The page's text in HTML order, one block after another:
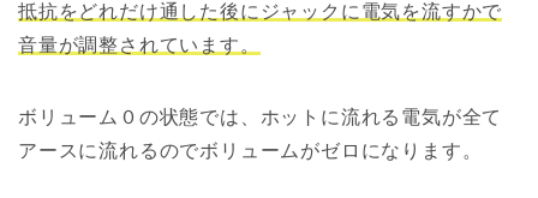
抵抗をどれだけ通した後にジャックに電気を流すかで
音量が調整されています。
ボリューム０の状態では、ホットに流れる電気が全て
アースに流れるのでボリュームがゼロになります。